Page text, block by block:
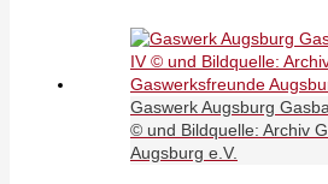
Gaswerk Augsburg
© und Bildquelle: Archiv
Augsburg e.V.